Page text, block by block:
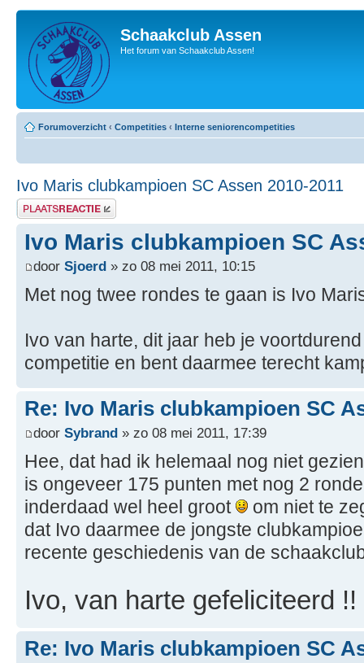
Schaakclub Assen
Het forum van Schaakclub Assen!
Forumoverzicht ‹ Competities ‹ Interne seniorencompetities
Ivo Maris clubkampioen SC Assen 2010-2011
Plaats een reactie
Ivo Maris clubkampioen SC
door Sjoerd » zo 08 mei 2011, 10:15
Met nog twee rondes te gaan is Ivo
Ivo van harte, dit jaar heb je
competitie en bent daarmee terecht
Re: Ivo Maris clubkampioen SC
door Sybrand » zo 08 mei 2011, 17:39
Hee, dat had ik helemaal nog niet
is ongeveer 175 punten met nog 2
inderdaad wel heel groot
om niet te
dat Ivo daarmee de jongste
recente geschiedenis van de
Ivo, van harte gefeliciteerd !!
Re: Ivo Maris clubkampioen SC